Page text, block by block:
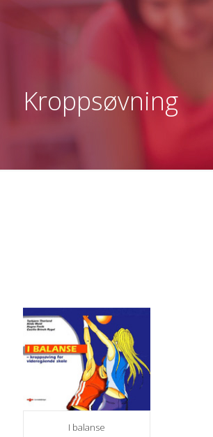
Kroppsøvning
I balanse